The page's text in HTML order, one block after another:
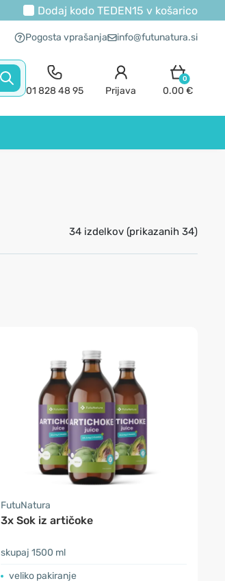
Dodaj kodo TEDEN15 v košarico
Pogosta vprašanja info@futunatura.si
01 828 48 95 Prijava
0
0.00 €
34 izdelkov (prikazanih 34)
FutuNatura
3x Sok iz artičoke
skupaj 1500 ml
veliko pakiranje